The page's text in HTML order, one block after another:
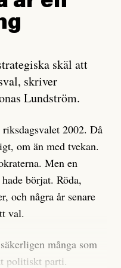
just för att inte skapa
påstår, ”vad som
den bidrar bara till
inte ett enda bevis
Det som läsaren
sina politiska åsikter
innehåll på sina
inte förstår sig
tydligen finns
säger saker som
på personen,
för att hänga ut
skäl att
skriver
Lundström.
2002. Då
om än med tvekan.
Men en
börjat. Röda,
och några år senare
val.
många som
politiskt parti.